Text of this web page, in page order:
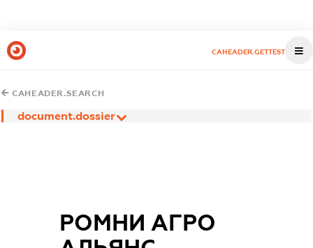
CAHEADER.GETTEST
CAHEADER.SEARCH
document.dossier
РОМНИ АГРО